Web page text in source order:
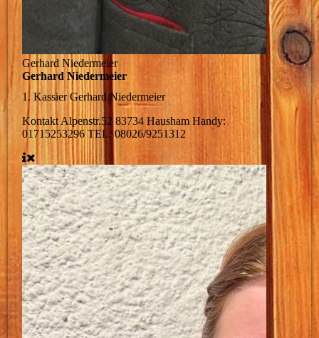
Gerhard Niedermeier
Gerhard Niedermeier
1. KassierGerhard Niedermeier
Kontakt Alpenstr.52 83734 Hausham Handy:
01715253296 TEL: 08026/9251312